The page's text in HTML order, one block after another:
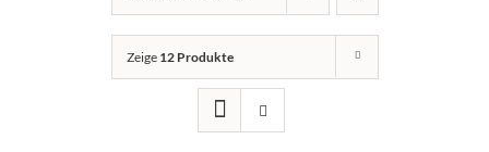
Zeige 12 Produkte